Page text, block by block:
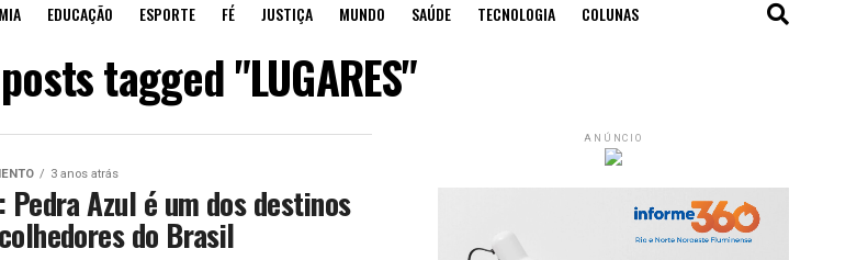
EDUCAÇÃO ESPORTE FÉ JUSTIÇA MUNDO SAÚDE TECNOLOGIA COLUNAS
tagged "LUGARES"
3 anos atrás
Pedra Azul é um dos destinos
do Brasil
ANÚNCIO